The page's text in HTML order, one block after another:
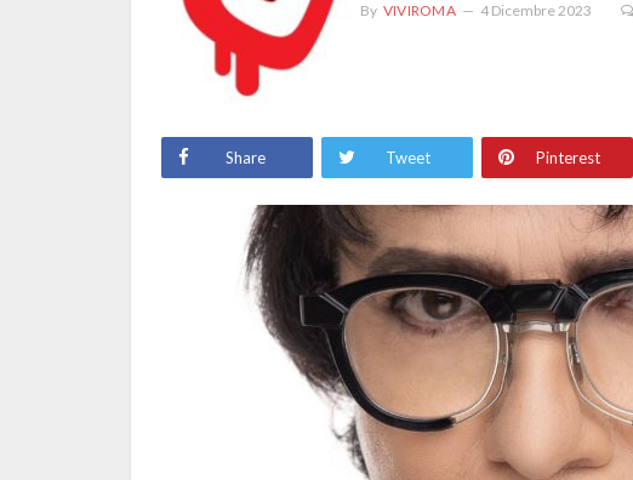
By VIVIROMA 4 Dicembre 2023
Share Tweet Pinterest